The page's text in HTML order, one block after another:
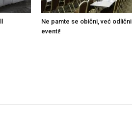
Ne pamte se obični, već odlični
eventi!